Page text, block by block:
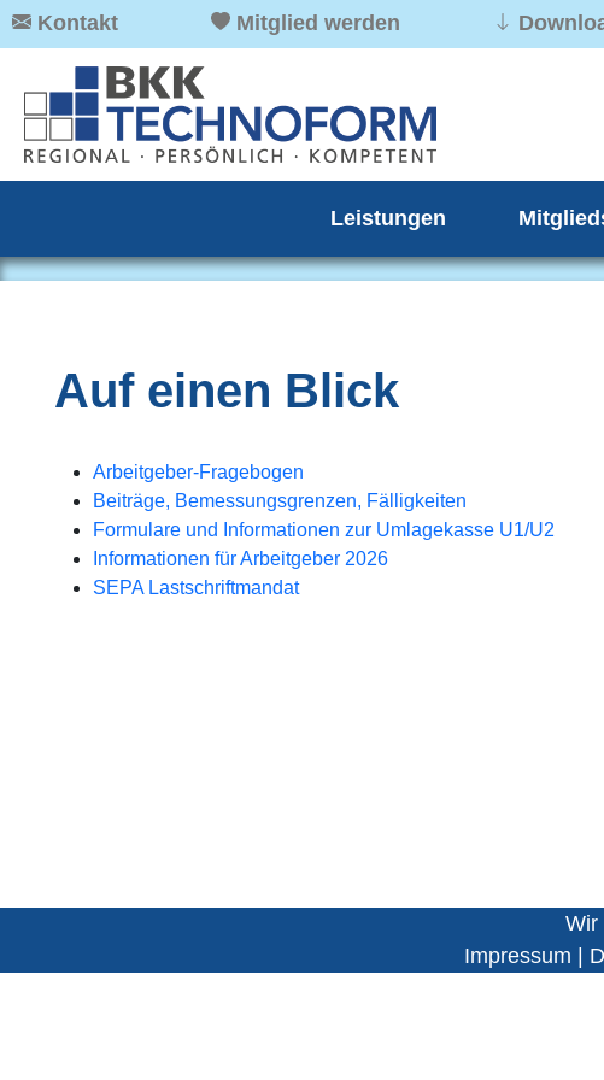
Kontakt Mitglied werden
Leistungen
Auf einen Blick
Arbeitgeber-Fragebogen
Beiträge, Bemessungsgrenzen, Fälligkeiten
Formulare und Informationen zur Umlagekasse U1/U2
Informationen für Arbeitgeber 2026
SEPA Lastschriftmandat
Wir
Impressum